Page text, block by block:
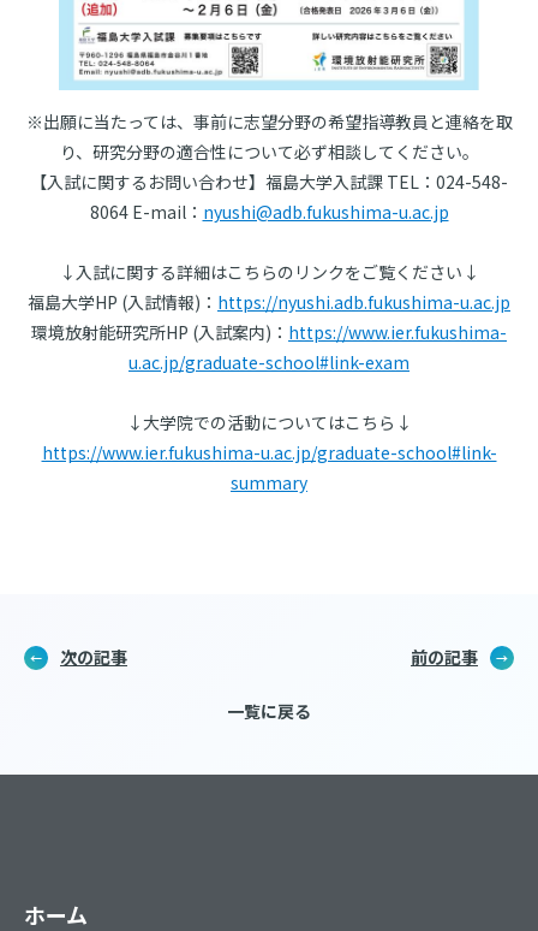
※出願に当たっては、事前に志望分野の希望指導教員と連絡を取
り、研究分野の適合性について必ず相談してください。
【入試に関するお問い合わせ】福島大学入試課 TEL：024-548-
8064 E-mail： nyushi@adb.fukushima-u.ac.jp
↓入試に関する詳細はこちらのリンクをご覧ください↓
福島大学HP (入試情報)： https://nyushi.adb.fukushima-u.ac.jp
環境放射能研究所HP (入試案内)： https://www.ier.fukushima-
u.ac.jp/graduate-school#link-exam
↓大学院での活動についてはこちら↓
https://www.ier.fukushima-u.ac.jp/graduate-school#link-
summary
次の記事 前の記事
一覧に戻る
ホーム